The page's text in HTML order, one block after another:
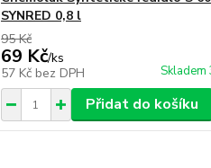
SYNRED 0,8 l
95 Kč
69 Kč/ks
57 Kč bez DPH Skladem
Přidat do košíku